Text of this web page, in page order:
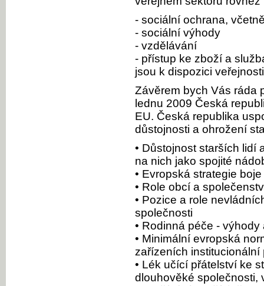
- sociální ochrana,
- sociální výhody
- vzdělávání
- přístup ke zboží a
jsou k dispozici
Závěrem bych Vás ráda
lednu 2009 Česká
EU. Česká republika
důstojnosti a ohrožení
• Důstojnost starších lidí
na nich jako spojité
• Evropská strategie
• Role obcí a
• Pozice a role
společnosti
• Rodinná péče - výhody
• Minimální evropská
zařízeních institucionální
• Lék učící přátelství ke
dlouhověké společnosti,